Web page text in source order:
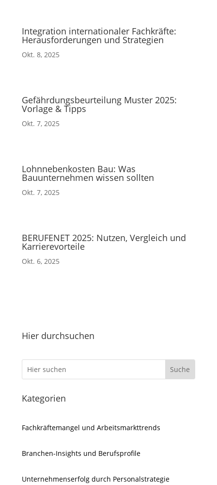
Integration internationaler Fachkräfte:
Herausforderungen und Strategien
Okt. 8, 2025
Gefährdungsbeurteilung Muster 2025:
Vorlage & Tipps
Okt. 7, 2025
Lohnnebenkosten Bau: Was
Bauunternehmen wissen sollten
Okt. 7, 2025
BERUFENET 2025: Nutzen, Vergleich und
Karrierevorteile
Okt. 6, 2025
Hier durchsuchen
Kategorien
Fachkräftemangel und Arbeitsmarkttrends
Branchen-Insights und Berufsprofile
Unternehmenserfolg durch Personalstrategie